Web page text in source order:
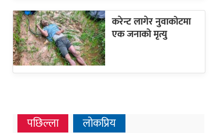
करेन्ट लागेर नुवाकोटमा
एक जनाको मृत्यु
पछिल्ला लोकप्रिय